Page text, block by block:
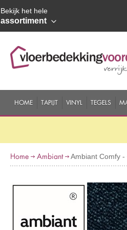
Bekijk het hele
assortiment
HOME TAPIJT VINYL TEGELS
Home Ambiant Ambiant Comfy